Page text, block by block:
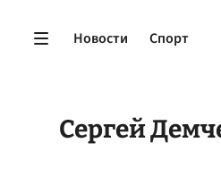
Новости Спорт
Сергей